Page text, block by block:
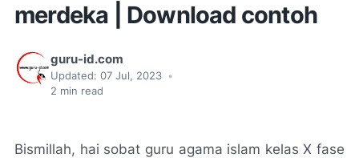
merdeka | Download contoh
guru-id.com
Updated: 07 Jul, 2023 •
2 min read
Bismillah, hai sobat guru agama islam kelas X fase